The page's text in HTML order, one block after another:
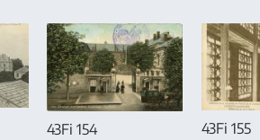
43Fi 154 43Fi 155